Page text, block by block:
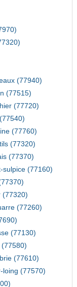
(77940)
(77515)
(77720)
(77760)
(77320)
(77370)
sulpice (77160)
(77320)
(77260)
(77130)
(77610)
loing (77570)